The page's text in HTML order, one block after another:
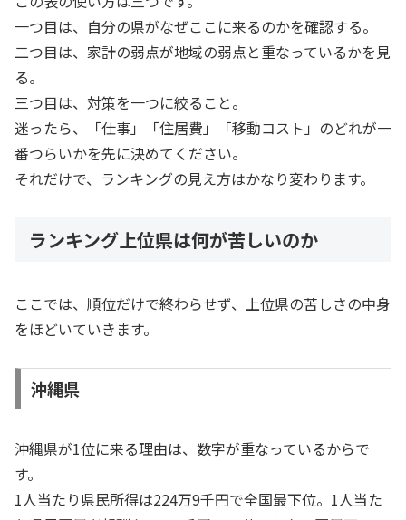
一つ目は、自分の県がなぜここに来るのかを確認する。
二つ目は、家計の弱点が地域の弱点と重なっているかを見
る。
三つ目は、対策を一つに絞ること。
迷ったら、「仕事」「住居費」「移動コスト」のどれが一
番つらいかを先に決めてください。
それだけで、ランキングの見え方はかなり変わります。
ランキング上位県は何が苦しいのか
ここでは、順位だけで終わらせず、上位県の苦しさの中身
をほどいていきます。
沖縄県
沖縄県が1位に来る理由は、数字が重なっているからで
す。
1人当たり県民所得は224万9千円で全国最下位。1人当た